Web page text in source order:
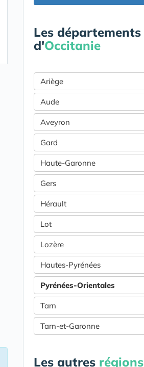
Les départements
d'Occitanie
Ariège
Aude
Aveyron
Gard
Haute-Garonne
Gers
Hérault
Lot
Lozère
Hautes-Pyrénées
Pyrénées-Orientales
Tarn
Tarn-et-Garonne
Les autres régions